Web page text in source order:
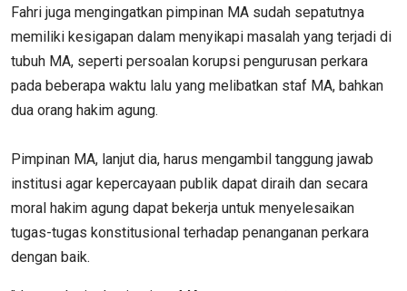
Fahri juga mengingatkan pimpinan MA sudah sepatutnya
memiliki kesigapan dalam menyikapi masalah yang terjadi di
tubuh MA, seperti persoalan korupsi pengurusan perkara
pada beberapa waktu lalu yang melibatkan staf MA, bahkan
dua orang hakim agung.
Pimpinan MA, lanjut dia, harus mengambil tanggung jawab
institusi agar kepercayaan publik dapat diraih dan secara
moral hakim agung dapat bekerja untuk menyelesaikan
tugas-tugas konstitusional terhadap penanganan perkara
dengan baik.